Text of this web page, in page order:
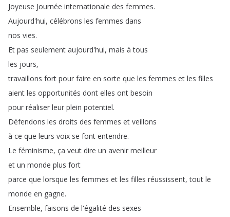
Joyeuse Journée internationale des femmes.
Aujourd'hui, célébrons les femmes dans
nos vies.
Et pas seulement aujourd'hui, mais à tous
les jours,
travaillons fort pour faire en sorte que les femmes et les filles
aient les opportunités dont elles ont besoin
pour réaliser leur plein potentiel.
Défendons les droits des femmes et veillons
à ce que leurs voix se font entendre.
Le féminisme, ça veut dire un avenir meilleur
et un monde plus fort
parce que lorsque les femmes et les filles réussissent,tout le
monde en gagne.
Ensemble, faisons de l'égalité des sexes